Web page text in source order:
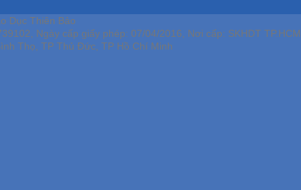
Dục Thiên Bảo
Ngày cấp giấy phép: 07/04/2016, Nơi cấp: SKHDT TP.HCM
Thọ, TP Thủ Đức, TP Hồ Chí Minh